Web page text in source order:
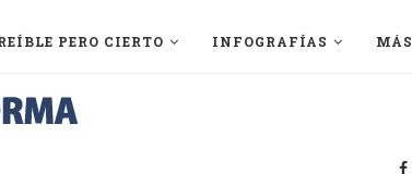
PERO CIERTO INFOGRAFÍAS MÁS